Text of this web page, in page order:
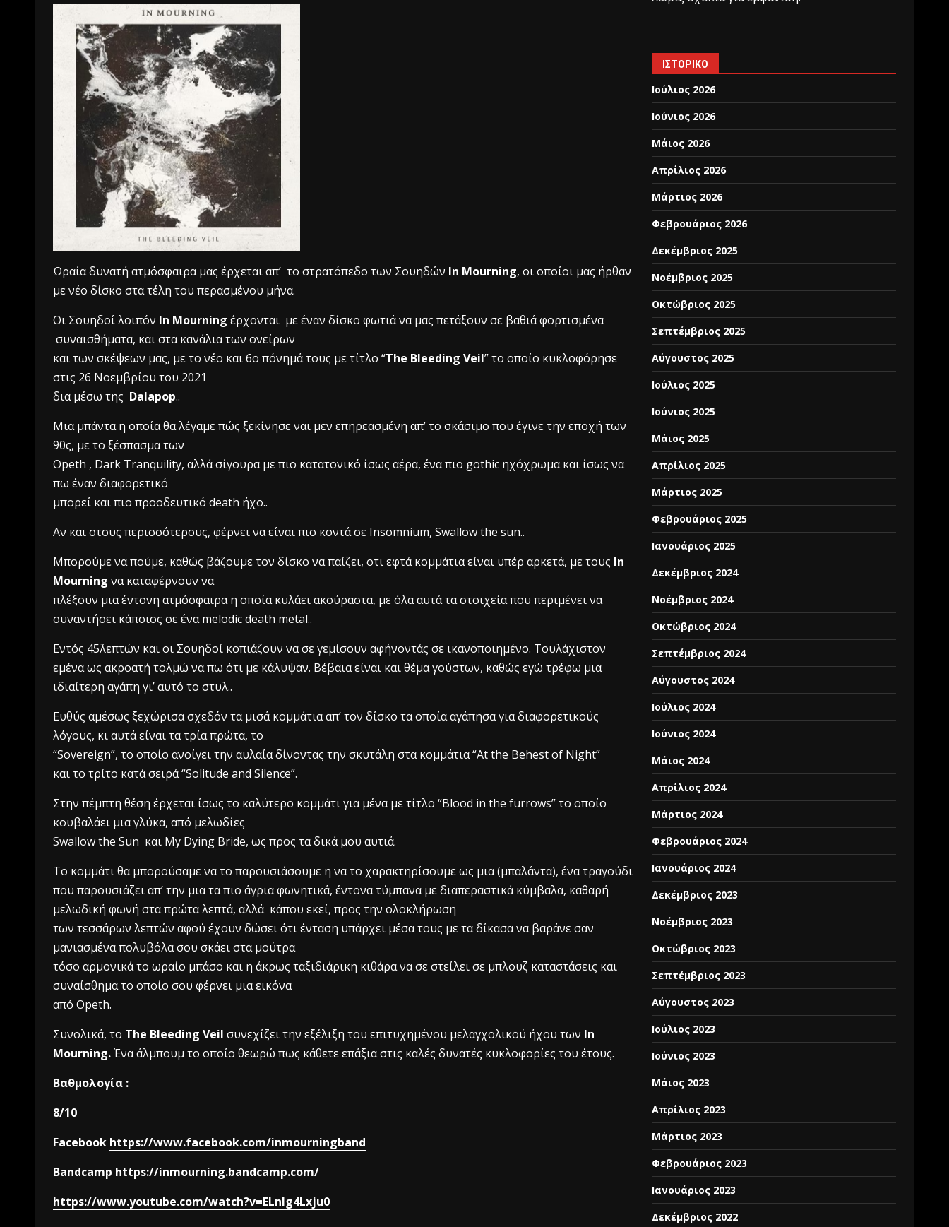
Ωραία δυνατή ατμόσφαιρα μας έρχεται απ’ το στρατόπεδο των Σουηδών In Mourning, οι οποίοι μας ήρθαν
με νέο δίσκο στα τέλη του περασμένου μήνα.
Οι Σουηδοί λοιπόν In Mourning έρχονται με έναν δίσκο φωτιά να μας πετάξουν σε βαθιά φορτισμένα
συναισθήματα, και στα κανάλια των ονείρων
και των σκέψεων μας, με το νέο και 6ο πόνημά τους με τίτλο “The Bleeding Veil” το οποίο κυκλοφόρησε
στις 26 Νοεμβρίου του 2021
δια μέσω της Dalapop..
Μια μπάντα η οποία θα λέγαμε πώς ξεκίνησε ναι μεν επηρεασμένη απ’ το σκάσιμο που έγινε την εποχή των
90ς, με το ξέσπασμα των
Opeth , Dark Tranquility, αλλά σίγουρα με πιο κατατονικό ίσως αέρα, ένα πιο gothic ηχόχρωμα και ίσως να
πω έναν διαφορετικό
μπορεί και πιο προοδευτικό death ήχο..
Αν και στους περισσότερους, φέρνει να είναι πιο κοντά σε Insomnium, Swallow the sun..
Μπορούμε να πούμε, καθώς βάζουμε τον δίσκο να παίζει, οτι εφτά κομμάτια είναι υπέρ αρκετά, με τους In
Mourning να καταφέρνουν να
πλέξουν μια έντονη ατμόσφαιρα η οποία κυλάει ακούραστα, με όλα αυτά τα στοιχεία που περιμένει να
συναντήσει κάποιος σε ένα melodic death metal..
Εντός 45΄λεπτών και οι Σουηδοί κοπιάζουν να σε γεμίσουν αφήνοντάς σε ικανοποιημένο. Τουλάχιστον
εμένα ως ακροατή τολμώ να πω ότι με κάλυψαν. Βέβαια είναι και θέμα γούστων, καθώς εγώ τρέφω μια
ιδιαίτερη αγάπη γι’ αυτό το στυλ..
Ευθύς αμέσως ξεχώρισα σχεδόν τα μισά κομμάτια απ’ τον δίσκο τα οποία αγάπησα για διαφορετικούς
λόγους, κι αυτά είναι τα τρία πρώτα, το
“Sovereign”, το οποίο ανοίγει την αυλαία δίνοντας την σκυτάλη στα κομμάτια “At the Behest of Night”
και το τρίτο κατά σειρά “Solitude and Silence”.
Στην πέμπτη θέση έρχεται ίσως το καλύτερο κομμάτι για μένα με τίτλο “Blood in the furrows” το οποίο
κουβαλάει μια γλύκα, από μελωδίες
Swallow the Sun και My Dying Bride, ως προς τα δικά μου αυτιά.
Το κομμάτι θα μπορούσαμε να το παρουσιάσουμε η να το χαρακτηρίσουμε ως μια (μπαλάντα), ένα τραγούδι
που παρουσιάζει απ’ την μια τα πιο άγρια φωνητικά, έντονα τύμπανα με διαπεραστικά κύμβαλα, καθαρή
μελωδική φωνή στα πρώτα λεπτά, αλλά κάπου εκεί, προς την ολοκλήρωση
των τεσσάρων λεπτών αφού έχουν δώσει ότι ένταση υπάρχει μέσα τους με τα δίκασα να βαράνε σαν
μανιασμένα πολυβόλα σου σκάει στα μούτρα
τόσο αρμονικά το ωραίο μπάσο και η άκρως ταξιδιάρικη κιθάρα να σε στείλει σε μπλουζ καταστάσεις και
συναίσθημα το οποίο σου φέρνει μια εικόνα
από Opeth.
Συνολικά, το The Bleeding Veil συνεχίζει την εξέλιξη του επιτυχημένου μελαγχολικού ήχου των In
Mourning.Ένα άλμπουμ το οποίο θεωρώ πως κάθετε επάξια στις καλές δυνατές κυκλοφορίες του έτους.
Βαθμολογία :
8/10
Facebook https://www.facebook.com/inmourningband
Bandcamp https://inmourning.bandcamp.com/
https://www.youtube.com/watch?v=ELnIg4Lxju0
ΙΣΤΟΡΙΚΌ
Ιούλιος 2026
Ιούνιος 2026
Μάιος 2026
Απρίλιος 2026
Μάρτιος 2026
Φεβρουάριος 2026
Δεκέμβριος 2025
Νοέμβριος 2025
Οκτώβριος 2025
Σεπτέμβριος 2025
Αύγουστος 2025
Ιούλιος 2025
Ιούνιος 2025
Μάιος 2025
Απρίλιος 2025
Μάρτιος 2025
Φεβρουάριος 2025
Ιανουάριος 2025
Δεκέμβριος 2024
Νοέμβριος 2024
Οκτώβριος 2024
Σεπτέμβριος 2024
Αύγουστος 2024
Ιούλιος 2024
Ιούνιος 2024
Μάιος 2024
Απρίλιος 2024
Μάρτιος 2024
Φεβρουάριος 2024
Ιανουάριος 2024
Δεκέμβριος 2023
Νοέμβριος 2023
Οκτώβριος 2023
Σεπτέμβριος 2023
Αύγουστος 2023
Ιούλιος 2023
Ιούνιος 2023
Μάιος 2023
Απρίλιος 2023
Μάρτιος 2023
Φεβρουάριος 2023
Ιανουάριος 2023
Δεκέμβριος 2022